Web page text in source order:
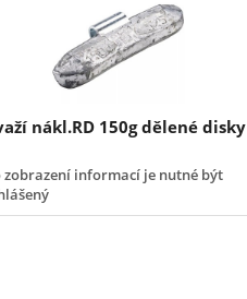
nákl.RD 150g dělené disky
zobrazení informací je nutné být